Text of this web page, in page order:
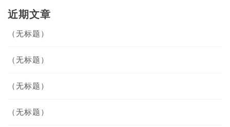
近期文章
（无标题）
（无标题）
（无标题）
（无标题）